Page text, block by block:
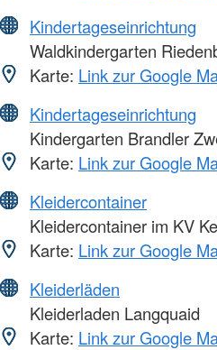
Kindertageseinrichtung
Waldkindergarten
Karte: Link zur Google
Kindertageseinrichtung
Kindergarten Brandler
Karte: Link zur Google
Kleidercontainer
Kleidercontainer im KV
Karte: Link zur Google
Kleiderläden
Kleiderladen Langquaid
Karte: Link zur Google